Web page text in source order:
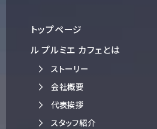
トップページ
ル プルミエ カフェとは
ストーリー
会社概要
代表挨拶
スタッフ紹介